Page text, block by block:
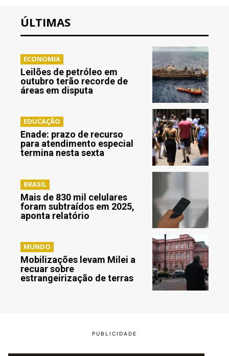
ÚLTIMAS
ECONOMIA
Leilões de petróleo em
outubro terão recorde de
áreas em disputa
EDUCAÇÃO
Enade: prazo de recurso
para atendimento especial
termina nesta sexta
BRASIL
Mais de 830 mil celulares
foram subtraídos em 2025,
aponta relatório
MUNDO
Mobilizações levam Milei a
recuar sobre
estrangeirização de terras